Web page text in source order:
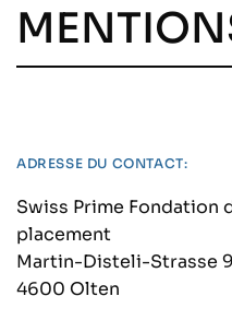
ADRESSE DU CONTACT:
Swiss Prime Fondation
placement
Martin-Disteli-Strasse 9
4600 Olten